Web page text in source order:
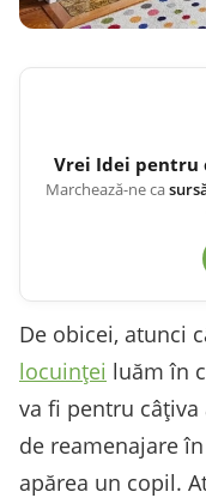
Vrei Idei pentru
Marchează-ne ca
De obicei, atunci
locuinței luăm în
va fi pentru
de reamenajare
apărea un copil.